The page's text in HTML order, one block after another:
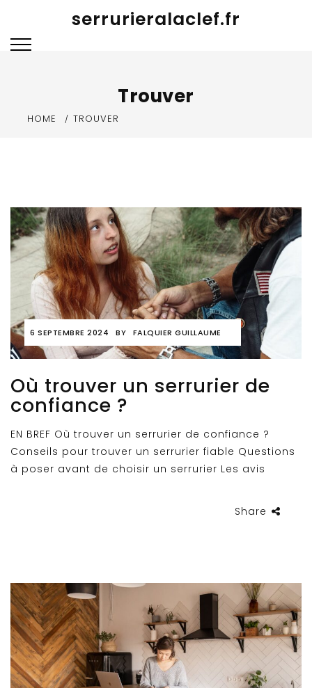
content
serrurieralaclef.fr
Trouver
HOME TROUVER
6 SEPTEMBRE 2024 BY FALQUIER GUILLAUME
Où trouver un serrurier de
confiance ?
EN BREF Où trouver un serrurier de confiance ?
Conseils pour trouver un serrurier fiable Questions
à poser avant de choisir un serrurier Les avis
Share